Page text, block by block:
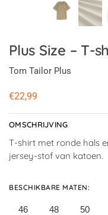
Plus Size – T-
Tom Tailor Plus
€22,99
OMSCHRIJVING
T-shirt met ronde hals
jersey-stof van katoen.
BESCHIKBARE MATEN:
46 48 50